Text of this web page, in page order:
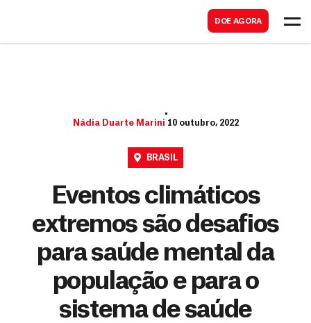
DOE AGORA
Nádia Duarte Marini 10 outubro, 2022
BRASIL
Eventos climáticos
extremos são desafios
para saúde mental da
população e para o
sistema de saúde